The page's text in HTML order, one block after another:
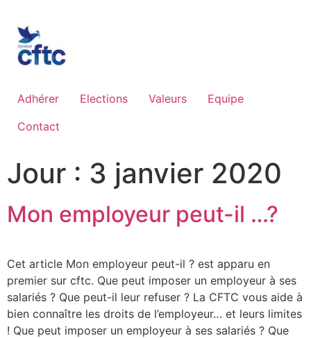
Adhérer Elections Valeurs
Equipe
Contact
Jour : 3 janvier 2020
Mon employeur peut-il …?
Cet article Mon employeur peut-il ? est apparu en
premier sur cftc. Que peut imposer un employeur à ses
salariés ? Que peut-il leur refuser ? La CFTC vous aide à
bien connaître les droits de l’employeur… et leurs limites
! Que peut imposer un employeur à ses salariés ? Que